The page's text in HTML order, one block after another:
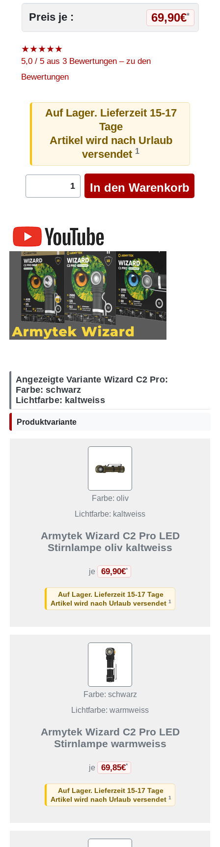
Preis je : 69,90€*
★★★★★
5,0 / 5 aus 3 Bewertungen – zu den
Bewertungen
Auf Lager. Lieferzeit 15-17
Tage
Artikel wird nach Urlaub
versendet 1
Angezeigte Variante Wizard C2 Pro:
Farbe: schwarz
Lichtfarbe: kaltweiss
Produktvariante
Farbe: oliv
Lichtfarbe: kaltweiss
Armytek Wizard C2 Pro LED
Stirnlampe oliv kaltweiss
je 69,90€*
Auf Lager. Lieferzeit 15-17 Tage
Artikel wird nach Urlaub versendet 1
Farbe: schwarz
Lichtfarbe: warmweiss
Armytek Wizard C2 Pro LED
Stirnlampe warmweiss
je 69,85€*
Auf Lager. Lieferzeit 15-17 Tage
Artikel wird nach Urlaub versendet 1